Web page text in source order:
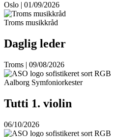
Oslo | 01/09/2026
Troms musikkråd
Daglig leder
Troms | 09/08/2026
Aalborg Symfoniorkester
Tutti 1. violin
06/10/2026